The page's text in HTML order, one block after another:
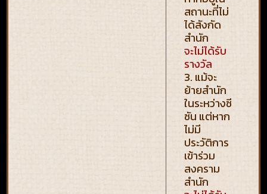
สถานะที่ไม่
ได้สังกัด
สำนัก
จะไม่ได้รับ
รางวัล
3. แม้จะ
ย้ายสำนัก
ในระหว่างซี
ซัน แต่หาก
ไม่มี
ประวัติการ
เข้าร่วม
สงคราม
สำนัก